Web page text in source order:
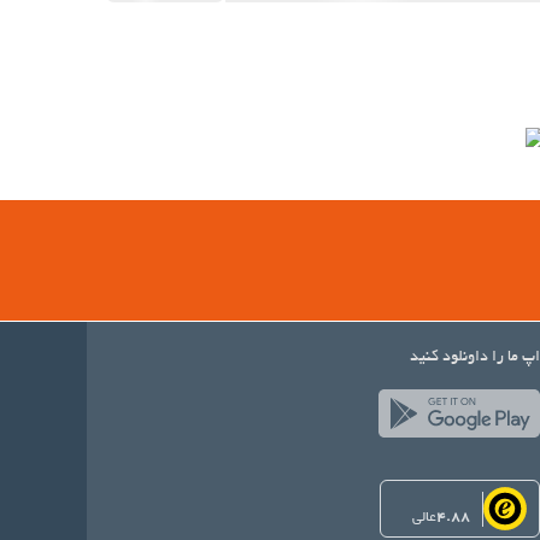
اپ ما را داونلود کنید
4.88عالی